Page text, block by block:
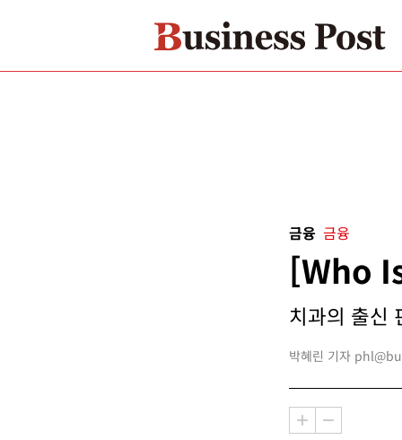
금융 금융
[Who
치과의 출신
박혜린 기자